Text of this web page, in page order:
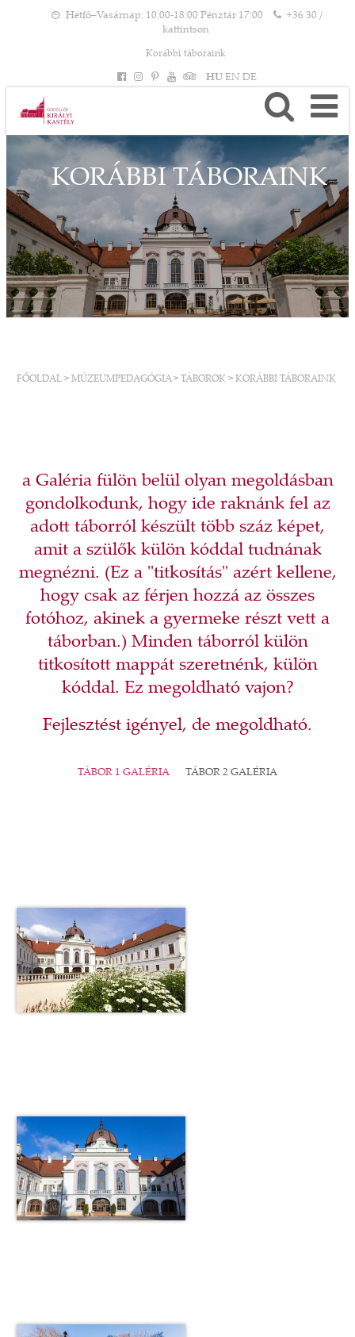
Hétfő–Vasárnap: 10:00-18:00 Pénztár 17:00
+36 30 /
kattintson
Korábbi táboraink
HU EN DE
KORÁBBI TÁBORAINK
FŐOLDAL > MÚZEUMPEDAGÓGIA> TÁBOROK > KORÁBBI TÁBORAINK
a Galéria fülön belül olyan megoldásban
gondolkodunk, hogy ide raknánk fel az
adott táborról készült több száz képet,
amit a szülők külön kóddal tudnának
megnézni. (Ez a "titkosítás" azért kellene,
hogy csak az férjen hozzá az összes
fotóhoz, akinek a gyermeke részt vett a
táborban.) Minden táborról külön
titkosított mappát szeretnénk, külön
kóddal. Ez megoldható vajon?
Fejlesztést igényel, de megoldható.
TÁBOR 1 GALÉRIA TÁBOR 2 GALÉRIA